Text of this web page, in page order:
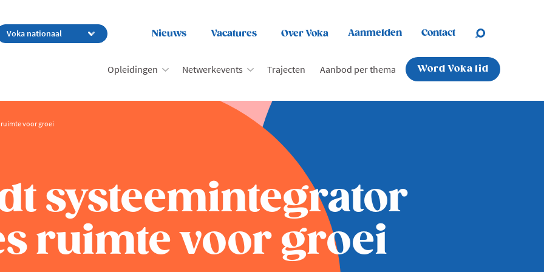
Nieuws Vacatures Over Voka Aanmelden Contact
Opleidingen Netwerkevents Trajecten Aanbod per thema Word Voka lid
voor groei
systeemintegrator
ruimte voor groei